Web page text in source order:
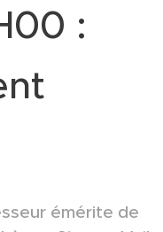
:
émérite de